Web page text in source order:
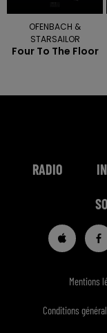
OFENBACH &
STARSAILOR
Four To The Floor
RADIO
Mentions
Conditions